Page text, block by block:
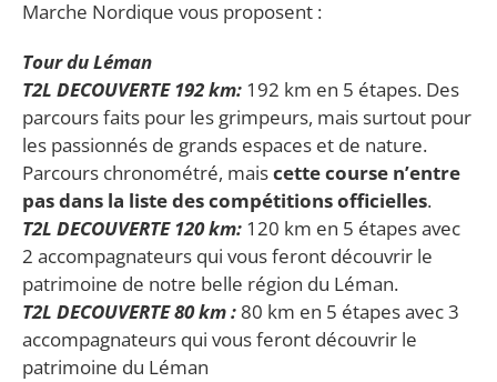
Marche Nordique vous proposent :
Tour du Léman
T2L DECOUVERTE 192 km: 192 km en 5 étapes. Des
parcours faits pour les grimpeurs, mais surtout pour
les passionnés de grands espaces et de nature.
Parcours chronométré, maiscette course n’entre
pas dans la liste des compétitions officielles.
T2L DECOUVERTE 120 km: 120 km en 5 étapes avec
2 accompagnateurs qui vous feront découvrir le
patrimoine de notre belle région du Léman.
T2L DECOUVERTE 80 km : 80 km en 5 étapes avec 3
accompagnateurs qui vous feront découvrir le
patrimoine du Léman